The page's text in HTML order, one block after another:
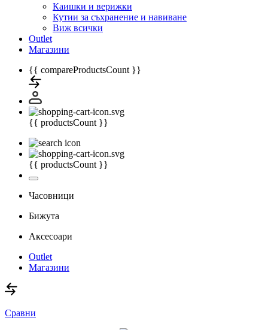
Каишки и верижки
Кутии за съхранение и навиване
Виж всички
Outlet
Магазини
{{ compareProductsCount }}
{{ productsCount }}
{{ productsCount }}
Часовници
Бижута
Аксесоари
Outlet
Магазини
Сравни